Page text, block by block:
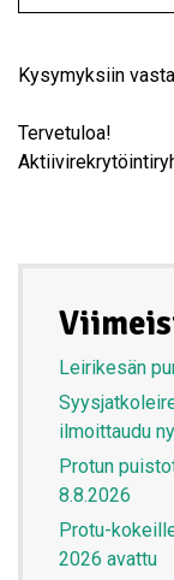
Kysymyksiin
Tervetuloa!
Leirikesän
ilmoittaudu
Protun
8.8.2026
Protu-
2026 avattu